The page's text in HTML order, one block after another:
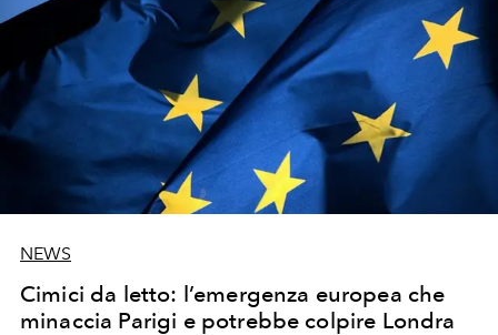
NEWS
Cimici da letto: l’emergenza europea che
minaccia Parigi e potrebbe colpire Londra